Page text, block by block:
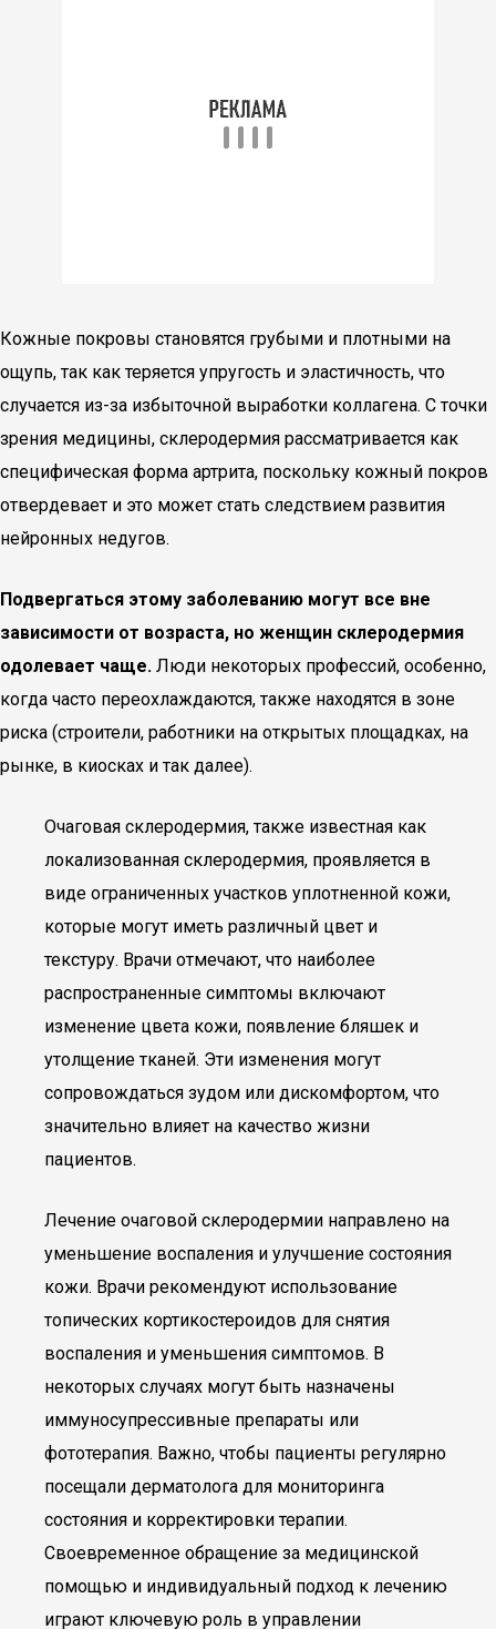
Кожные покровы становятся грубыми и плотными на
ощупь, так как теряется упругость и эластичность, что
случается из-за избыточной выработки коллагена. С точки
зрения медицины, склеродермия рассматривается как
специфическая форма артрита, поскольку кожный покров
отвердевает и это может стать следствием развития
нейронных недугов.
Подвергаться этому заболеванию могут все вне
зависимости от возраста, но женщин склеродермия
одолевает чаще. Люди некоторых профессий, особенно,
когда часто переохлаждаются, также находятся в зоне
риска (строители, работники на открытых площадках, на
рынке, в киосках и так далее).
Очаговая склеродермия, также известная как
локализованная склеродермия, проявляется в
виде ограниченных участков уплотненной кожи,
которые могут иметь различный цвет и
текстуру. Врачи отмечают, что наиболее
распространенные симптомы включают
изменение цвета кожи, появление бляшек и
утолщение тканей. Эти изменения могут
сопровождаться зудом или дискомфортом, что
значительно влияет на качество жизни
пациентов.
Лечение очаговой склеродермии направлено на
уменьшение воспаления и улучшение состояния
кожи. Врачи рекомендуют использование
топических кортикостероидов для снятия
воспаления и уменьшения симптомов. В
некоторых случаях могут быть назначены
иммуносупрессивные препараты или
фототерапия. Важно, чтобы пациенты регулярно
посещали дерматолога для мониторинга
состояния и корректировки терапии.
Своевременное обращение за медицинской
помощью и индивидуальный подход к лечению
играют ключевую роль в управлении